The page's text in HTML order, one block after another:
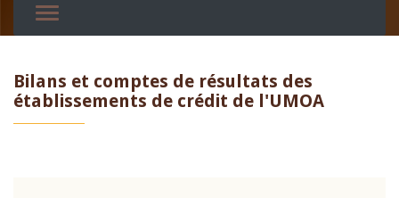
Bilans et comptes de résultats des
établissements de crédit de l'UMOA